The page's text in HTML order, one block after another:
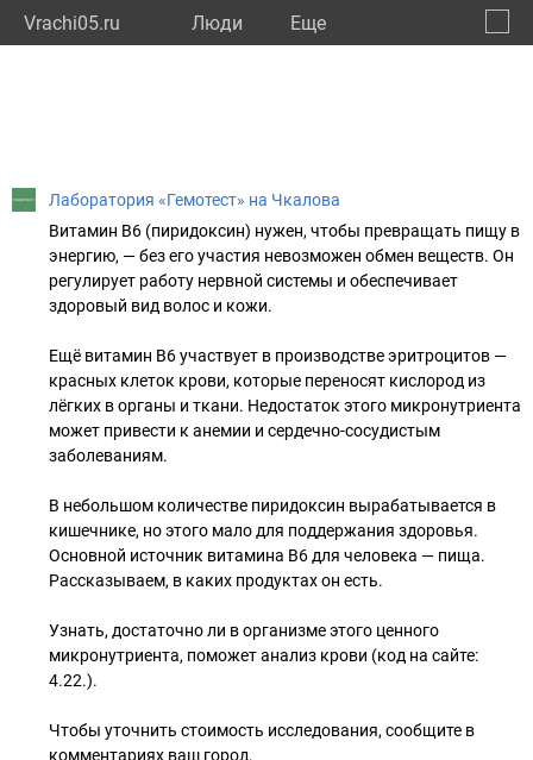
Vrachi05.ru Люди Eще
Лаборатория «Гемотест» на Чкалова
Витамин B6 (пиридоксин) нужен, чтобы превращать пищу в
энергию, — без его участия невозможен обмен веществ. Он
регулирует работу нервной системы и обеспечивает
здоровый вид волос и кожи.
Ещё витамин В6 участвует в производстве эритроцитов —
красных клеток крови, которые переносят кислород из
лёгких в органы и ткани. Недостаток этого микронутриента
может привести к анемии и сердечно-сосудистым
заболеваниям.
В небольшом количестве пиридоксин вырабатывается в
кишечнике, но этого мало для поддержания здоровья.
Основной источник витамина В6 для человека — пища.
Рассказываем, в каких продуктах он есть.
Узнать, достаточно ли в организме этого ценного
микронутриента, поможет анализ крови (код на сайте:
4.22.).
Чтобы уточнить стоимость исследования, сообщите в
комментариях ваш город.